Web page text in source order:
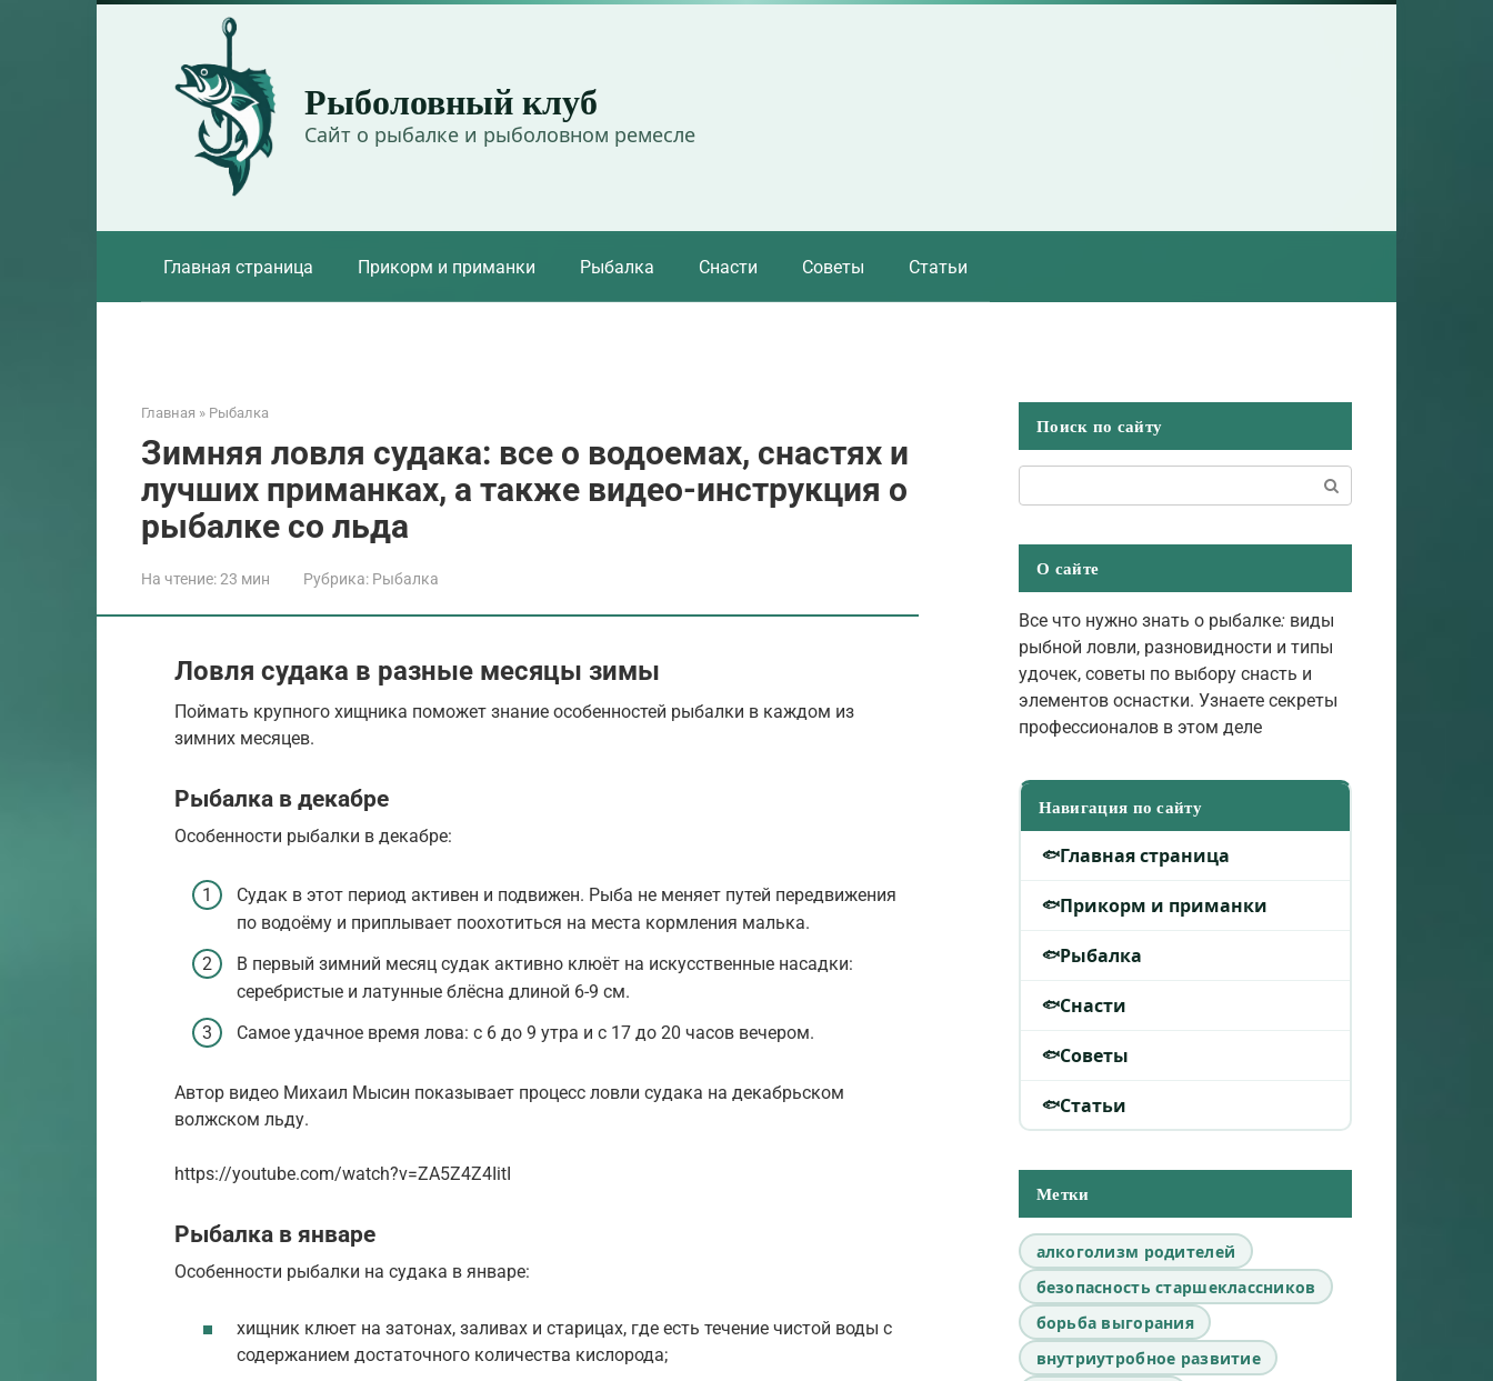
Рыболовный клуб
Сайт о рыбалке и рыболовном ремесле
Главная страница Прикорм и приманки Рыбалка Снасти Советы Статьи
Главная » Рыбалка
Зимняя ловля судака: все о водоемах, снастях и
лучших приманках, а также видео-инструкция о
рыбалке со льда
На чтение:23 мин Рубрика: Рыбалка
Ловля судака в разные месяцы зимы
Поймать крупного хищника поможет знание особенностей рыбалки в каждом из
зимних месяцев.
Рыбалка в декабре
Особенности рыбалки в декабре:
Судак в этот период активен и подвижен. Рыба не меняет путей передвижения
по водоёму и приплывает поохотиться на места кормления малька.
В первый зимний месяц судак активно клюёт на искусственные насадки:
серебристые и латунные блёсна длиной 6-9 см.
Самое удачное время лова: с 6 до 9 утра и с 17 до 20 часов вечером.
Автор видео Михаил Мысин показывает процесс ловли судака на декабрьском
волжском льду.
https://youtube.com/watch?v=ZA5Z4Z4IitI
Рыбалка в январе
Особенности рыбалки на судака в январе:
хищник клюет на затонах, заливах и старицах, где есть течение чистой воды с
содержанием достаточного количества кислорода;
Поиск по сайту
О сайте
Все что нужно знать о рыбалке: виды
рыбной ловли, разновидности и типы
удочек, советы по выбору снасть и
элементов оснастки. Узнаете секреты
профессионалов в этом деле
Навигация по сайту
Главная страница
Прикорм и приманки
Рыбалка
Снасти
Советы
Статьи
Метки
алкоголизм родителей
безопасность старшеклассников
борьба выгорания
внутриутробное развитие